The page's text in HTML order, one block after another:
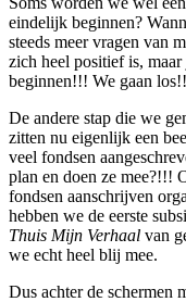
eindelijk beginnen?
steeds meer vragen van
zich heel positief is,
beginnen!!! We gaan
De andere stap die we
zitten nu eigenlijk een
veel fondsen
plan en doen ze mee?!!!
fondsen aanschrijven
hebben we de eerste
Thuis Mijn Verhaal van
we echt heel blij mee.
Dus achter de schermen